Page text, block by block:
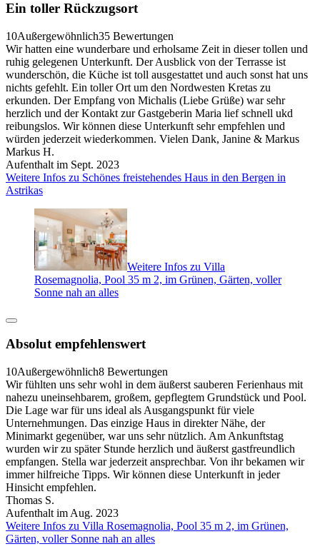
Ein toller Rückzugsort
10Außergewöhnlich35 Bewertungen
Wir hatten eine wunderbare und erholsame Zeit in dieser tollen und
ruhig gelegenen Unterkunft. Der Ausblick von der Terrasse ist
wunderschön, die Küche ist toll ausgestattet und auch sonst hat uns
nichts gefehlt. Ein toller Ort um den Nordwesten Kretas zu
erkunden. Der Empfang von Michalis (Liebe Grüße) war sehr
herzlich und der Kontakt zur Gastgeberin Maria lief schnell ukd
reibungslos. Wir können diese Unterkunft sehr empfehlen und
würden jederzeit wiederkommen. Vielen Dank, Janine & Markus
Markus H.
Aufenthalt im Sept. 2023
Weitere Infos zu Schönes freistehendes Haus in den Bergen in
Astrikas
Weitere Infos zu Villa
Rosemagnolia, Pool 35 m 2, im Grünen, Gärten, voller
Sonne nah an alles
Absolut empfehlenswert
10Außergewöhnlich8 Bewertungen
Wir fühlten uns sehr wohl in dem äußerst sauberen Ferienhaus mit
nahezu uneinsehbarem, großem, gepflegtem Grundstück und Pool.
Die Lage war für uns ideal als Ausgangspunkt für viele
Unternehmungen. Das einzige Haus in direkter Nähe, der
Minimarkt gegenüber, war uns sehr nützlich. Am Ankunftstag
wurden wir zu später Stunde herzlich und äußerst gastfreundlich
empfangen. Stella war jederzeit ansprechbar. Von ihr bekamen wir
immer hilfreiche Tipps. Wir können diese Unterkunft in jeder
Hinsicht empfehlen.
Thomas S.
Aufenthalt im Aug. 2023
Weitere Infos zu Villa Rosemagnolia, Pool 35 m 2, im Grünen,
Gärten, voller Sonne nah an alles